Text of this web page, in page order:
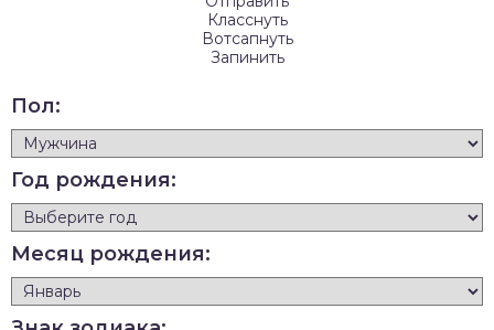
Класснуть
Вотсапнуть
Запинить
Пол:
Год рождения:
Месяц рождения: